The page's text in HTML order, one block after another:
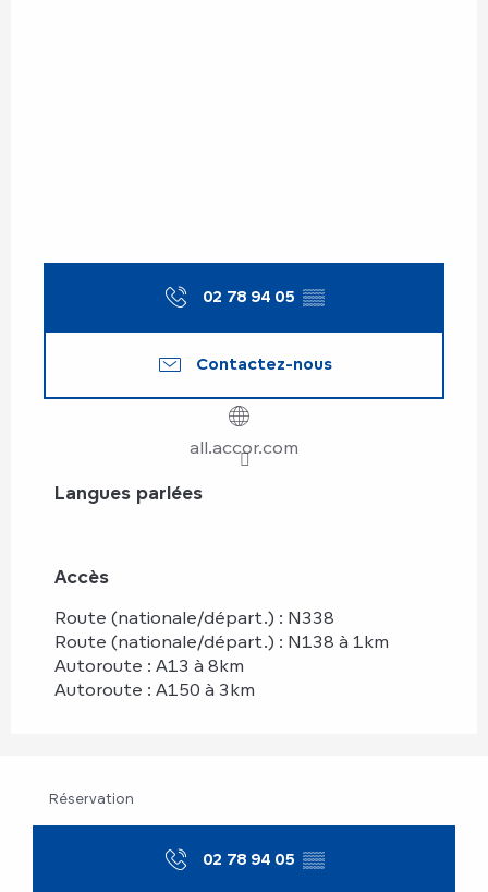
02 78 94 05 ▒▒
Contactez-nous
all.accor.com
Langues parlées
Langues parlées
Accès
Accès
Route (nationale/départ.) : N338
Route (nationale/départ.) : N138 à 1km
Autoroute : A13 à 8km
Autoroute : A150 à 3km
Réservation
02 78 94 05 ▒▒